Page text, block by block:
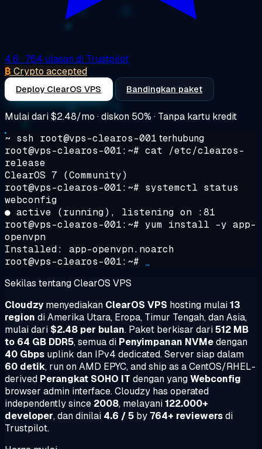
4.6 · 764 ulasan di Trustpilot
₿ Crypto accepted
Deploy ClearOS VPS Bandingkan paket
Mulai dari$2.48/mo · diskon 50% · Tanpa kartu kredit
~ ssh root@vps-clearos-001 terhubung
root@vps-clearos-001:~# cat /etc/clearos-
release
ClearOS 7 (Community)
root@vps-clearos-001:~# systemctl status
webconfig
● active (running), listening on :81
root@vps-clearos-001:~# yum install -y app-
openvpn
Installed: app-openvpn.noarch
root@vps-clearos-001:~#
Sekilas tentang ClearOS VPS
Cloudzymenyediakan ClearOS VPS hosting mulai13
region di Amerika Utara, Eropa, Timur Tengah, dan Asia,
mulai dari $2.48 per bulan. Paket berkisar dari512 MB
to 64 GB DDR5, semua di Penyimpanan NVMedengan
40 Gbps uplink dan IPv4 dedicated. Server siap dalam
60 detik, run on AMD EPYC, and ship as a CentOS/RHEL-
derived Perangkat SOHO IT dengan yangWebconfig
browser admin interface. Cloudzy has operated
independently since 2008, melayani122.000+
developer, dan dinilai 4.6 / 5 by 764+ reviewersdi
Trustpilot.